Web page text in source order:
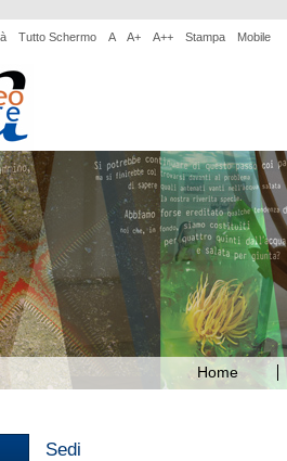
Tutto Schermo A A+ A++ Stampa Mobile
Home
Sedi